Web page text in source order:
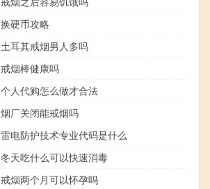
换硬币攻略
土耳其戒烟男人多吗
戒烟棒健康吗
个人代购怎么做才合法
烟厂关闭能戒烟吗
雷电防护技术专业代码是什么
冬天吃什么可以快速消毒
戒烟两个月可以怀孕吗